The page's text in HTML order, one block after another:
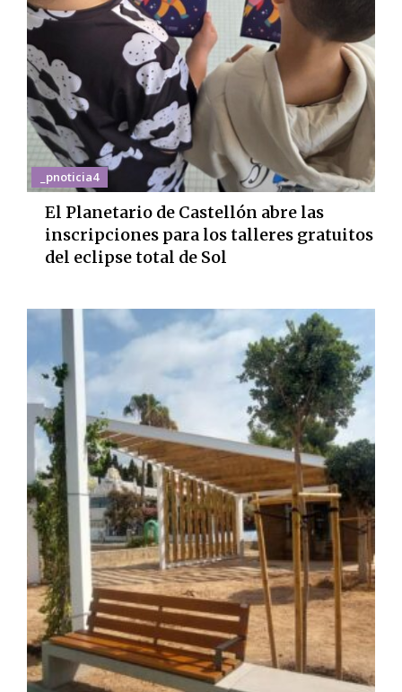
_pnoticia4
El Planetario de Castellón abre las
inscripciones para los talleres gratuitos
del eclipse total de Sol